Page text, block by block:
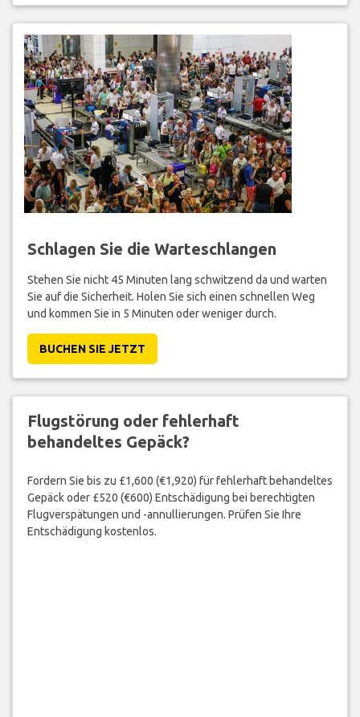
Schlagen Sie die Warteschlangen
Stehen Sie nicht 45 Minuten lang schwitzend da und warten
Sie auf die Sicherheit. Holen Sie sich einen schnellen Weg
und kommen Sie in 5 Minuten oder weniger durch.
BUCHEN SIE JETZT
Flugstörung oder fehlerhaft
behandeltes Gepäck?
Fordern Sie bis zu £1,600 (€1,920) für fehlerhaft behandeltes
Gepäck oder £520 (€600) Entschädigung bei berechtigten
Flugverspätungen und -annullierungen. Prüfen Sie Ihre
Entschädigung kostenlos.